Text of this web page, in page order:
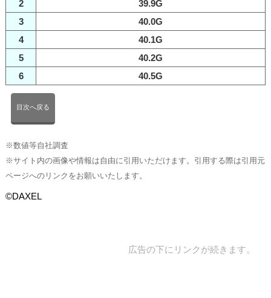
2
39.9G
3
40.0G
4
40.1G
5
40.2G
6
40.5G
目次へ戻る
※数値等自社調査
※サイト内の画像や情報は自由に引用いただけます。引用する際は引用元
ページへのリンクをお願いいたします。
©DAXEL
広告の下にリンクが続きます。